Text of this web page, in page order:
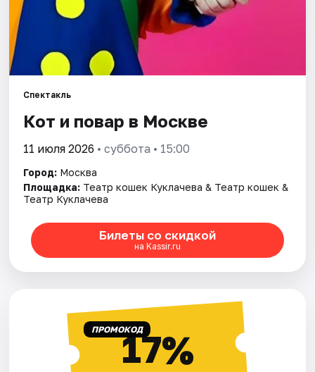
Спектакль
Кот и повар в Москве
11 июля 2026 • суббота • 15:00
Город: Москва
Площадка: Театр кошек Куклачева & Театр кошек &
Театр Куклачева
Билеты со скидкой
на Kassir.ru
ПРОМОКОД17%